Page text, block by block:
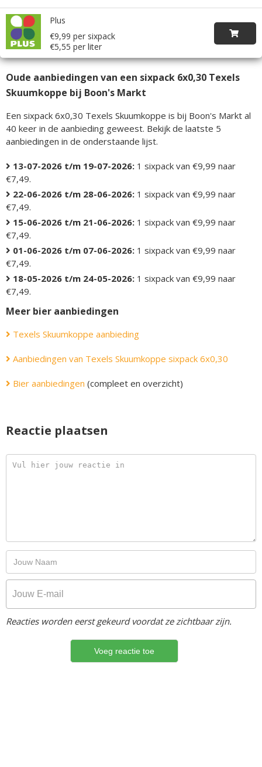
Plus
€9,99 per sixpack
€5,55 per liter
Oude aanbiedingen van een sixpack 6x0,30 Texels
Skuumkoppe bij Boon's Markt
Een sixpack 6x0,30 Texels Skuumkoppe is bij Boon's Markt al
40 keer in de aanbieding geweest. Bekijk de laatste 5
aanbiedingen in de onderstaande lijst.
13-07-2026 t/m 19-07-2026: 1 sixpack van €9,99 naar
€7,49.
22-06-2026 t/m 28-06-2026: 1 sixpack van €9,99 naar
€7,49.
15-06-2026 t/m 21-06-2026: 1 sixpack van €9,99 naar
€7,49.
01-06-2026 t/m 07-06-2026: 1 sixpack van €9,99 naar
€7,49.
18-05-2026 t/m 24-05-2026: 1 sixpack van €9,99 naar
€7,49.
Meer bier aanbiedingen
Texels Skuumkoppe aanbieding
Aanbiedingen van Texels Skuumkoppe sixpack 6x0,30
Bier aanbiedingen (compleet en overzicht)
Reactie plaatsen
Reacties worden eerst gekeurd voordat ze zichtbaar zijn.